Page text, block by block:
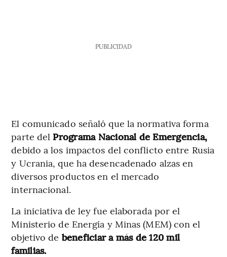
PUBLICIDAD
El comunicado señaló que la normativa forma
parte del Programa Nacional de Emergencia,
debido a los impactos del conflicto entre Rusia
y Ucrania, que ha desencadenado alzas en
diversos productos en el mercado
internacional.
La iniciativa de ley fue elaborada por el
Ministerio de Energía y Minas (MEM) con el
objetivo de beneficiar a más de 120 mil
familias.